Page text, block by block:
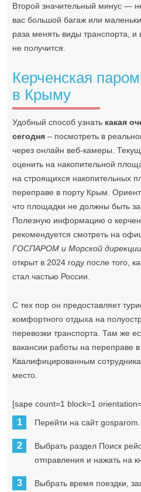
Второй значительный минус —
вас большой багаж или
раза менять виды транспорта, и
не получится.
Керченская
в Крыму
Удобный способ узнать какая
сегодня – посмотреть в
через онлайн веб-камеры.
оценить на накопительной
на строящихся накопительных
переправе в порту Крым.
что площадки не должны быть
Полезную информацию о
рекомендуется смотреть на
ГОСПАРОМ и Морской дирекции
открыт в 2024 году после того,
стал частью России.
С тех пор он предоставляет
комфортного отдыха на
перевозки транспорта. Там же
вакансии работы на переправе в
Квалифицированным
место.
[sape count=1 block=1
Перейти на сайт
Выбрать раздел Поиск
отправления и нажать на
Выбрать время поездки,